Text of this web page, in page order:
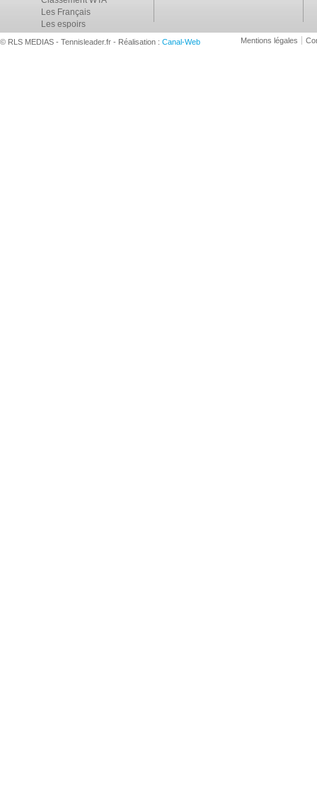
Les Français
Les espoirs
© RLS MEDIAS - Tennisleader.fr - Réalisation : Canal-Web Mentions légales